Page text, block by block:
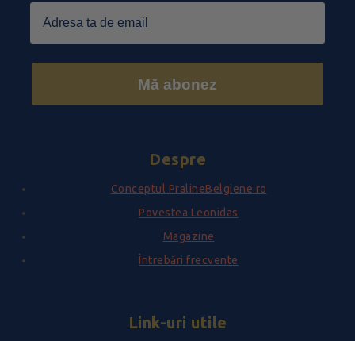
Email
Mă abonez
Despre
Conceptul PralineBelgiene.ro
Povestea Leonidas
Magazine
Întrebări frecvente
Link-uri utile